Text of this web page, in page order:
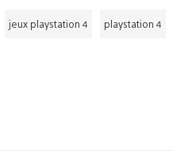
jeux playstation 4 playstation 4